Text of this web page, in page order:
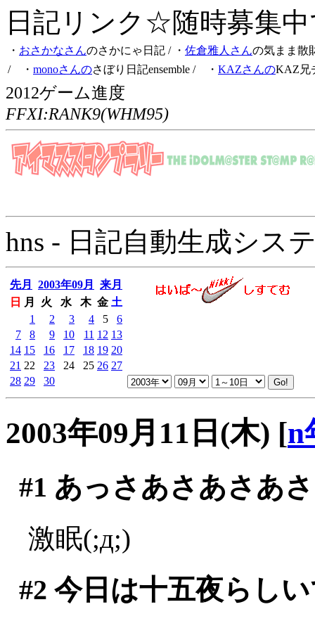
日記リンク☆随時募集
・ おさかなさんのさかにゃ日記 / ・ 佐倉雅人さんの気まま散
/ ・ monoさんのさぼり日記ensemble / ・ KAZさんのKAZ兄
2012ゲーム進度
FFXI:RANK9(WHM95)
hns - 日記自動生成シス
先月 2003年09月
来月
日
月 火 水 木 金 土
1
2 3 4 5
6
7
8 9 10 11 12 13
14 15 16 17 18 19 20
21 22 23 24 25 26 27
28 29 30
2003年09月11日(木) [n
#1 あっさあさあさあ
激眠(;д;)
#2 今日は十五夜らし